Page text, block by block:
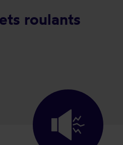
roulants